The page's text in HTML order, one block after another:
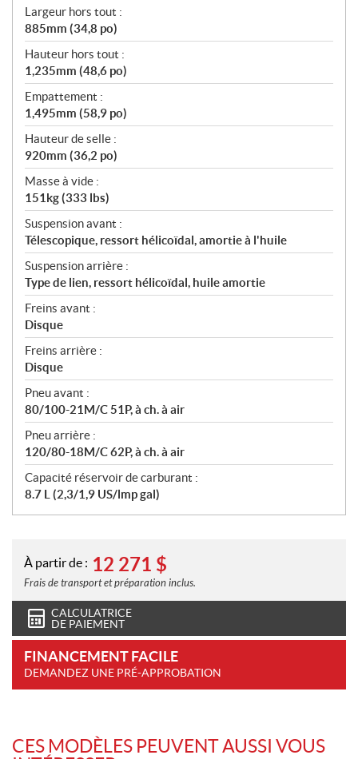
Largeur hors tout :
885mm (34,8 po)
Hauteur hors tout :
1,235mm (48,6 po)
Empattement :
1,495mm (58,9 po)
Hauteur de selle :
920mm (36,2 po)
Masse à vide :
151kg (333 lbs)
Suspension avant :
Télescopique, ressort hélicoïdal, amortie à l'huile
Suspension arrière :
Type de lien, ressort hélicoïdal, huile amortie
Freins avant :
Disque
Freins arrière :
Disque
Pneu avant :
80/100-21M/C 51P, à ch. à air
Pneu arrière :
120/80-18M/C 62P, à ch. à air
Capacité réservoir de carburant :
8.7 L (2,3/1,9 US/lmp gal)
À partir de : 12 271 $
Frais de transport et préparation inclus.
CALCULATRICE
DE PAIEMENT
FINANCEMENT FACILE
DEMANDEZ UNE PRÉ-APPROBATION
CES MODÈLES PEUVENT AUSSI VOUS